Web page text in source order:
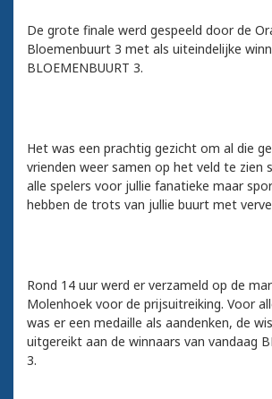
De grote finale werd gespeeld door de
Bloemenbuurt 3 met als uiteindelijke
BLOEMENBUURT 3.
Het was een prachtig gezicht om al die
vrienden weer samen op het veld te zien
alle spelers voor jullie fanatieke maar
hebben de trots van jullie buurt met
Rond 14 uur werd er verzameld op de
Molenhoek voor de prijsuitreiking. Voor
was er een medaille als aandenken, de
uitgereikt aan de winnaars van vandaag
3.